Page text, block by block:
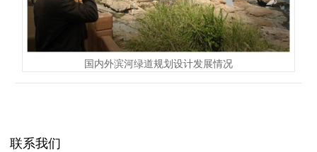
国内外滨河绿道规划设计发展情况
联系我们